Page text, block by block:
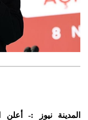
المدينة نيوز :-